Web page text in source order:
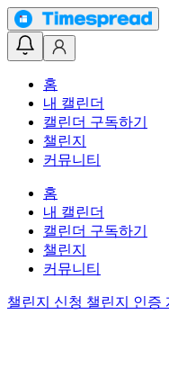
홈
내 캘린더
캘린더 구독하기
챌린지
커뮤니티
홈
내 캘린더
캘린더 구독하기
챌린지
커뮤니티
챌린지 신청 챌린지 인증